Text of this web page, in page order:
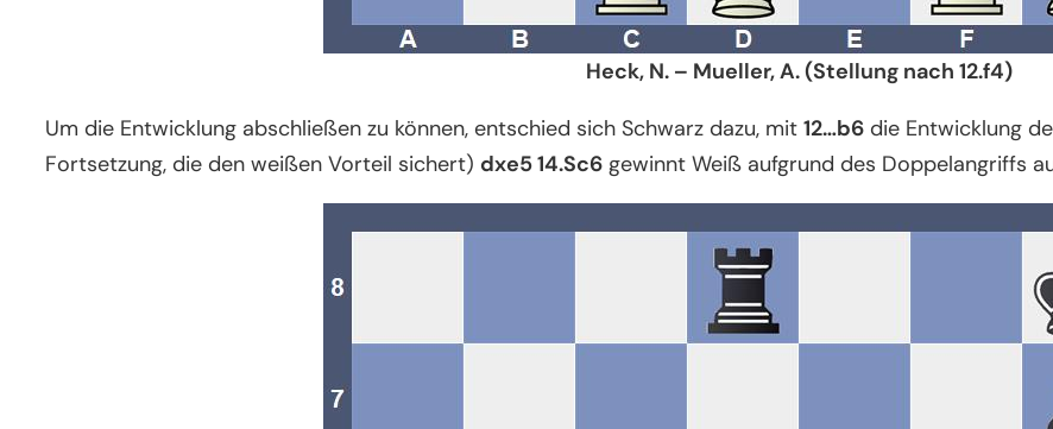
Heck, N. – Mueller, A. (Stellung nach 12.f4)
Um die Entwicklung abschließen zu können, entschied sich Schwarz dazu, mit 12…b6 die Entwicklung
Fortsetzung, die den weißen Vorteil sichert) dxe5 14.Sc6 gewinnt Weiß aufgrund des Doppelangriffs